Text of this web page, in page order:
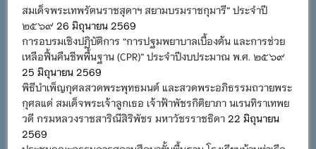
สมเด็จพระเทพรัตนราชสุดาฯ สยามบรมราชกุมารี” ประจำปี
๒๕๖๙ 26 มิถุนายน 2569
การอบรมเชิงปฏิบัติการ “การปฐมพยาบาลเบื้องต้น และการช่วย
เหลือฟื้นคืนชีพพื้นฐาน (CPR)” ประจำปีงบประมาณ พ.ศ. ๒๕๖๙
25 มิถุนายน 2569
พิธีบำเพ็ญกุศลสวดพระพุทธมนต์ และสวดพระอภิธรรมถวายพระ
กุศลแด่ สมเด็จพระเจ้าลูกเธอ เจ้าฟ้าพัชรกิติยาภา นเรนทิราเทพย
วดี กรมหลวงราชสาริณีสิริพัชร มหาวัชรราชธิดา 22 มิถุนายน
2569